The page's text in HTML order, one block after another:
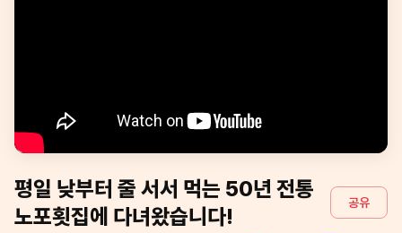
평일 낮부터 줄 서서 먹는 50년 전통
노포횟집에 다녀왔습니다!
공유